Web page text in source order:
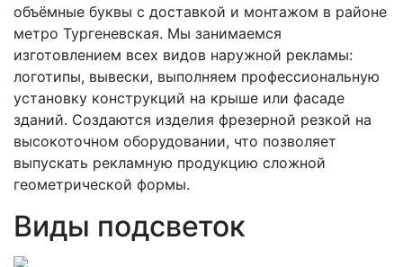
объёмные буквы с доставкой и монтажом в районе
метро Тургеневская. Мы занимаемся
изготовлением всех видов наружной рекламы:
логотипы, вывески, выполняем профессиональную
установку конструкций на крыше или фасаде
зданий. Создаются изделия фрезерной резкой на
высокоточном оборудовании, что позволяет
выпускать рекламную продукцию сложной
геометрической формы.
Виды подсветок